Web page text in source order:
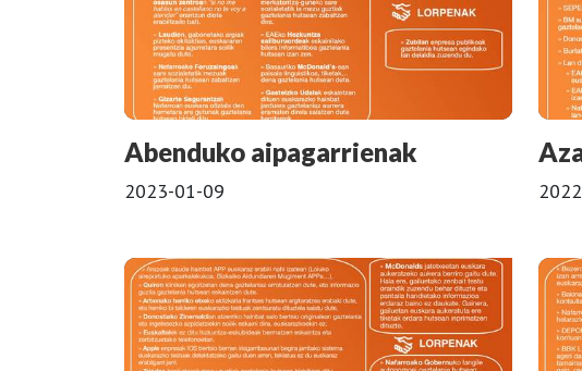
Abenduko aipagarrienak
2023-01-09